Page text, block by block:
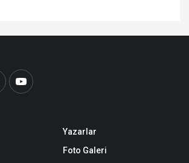
Yazarlar
Foto Galeri